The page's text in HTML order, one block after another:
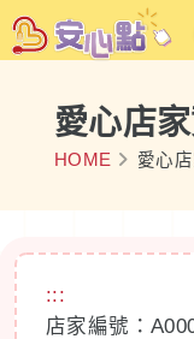
愛心店
HOME 愛心
:::
店家編號：